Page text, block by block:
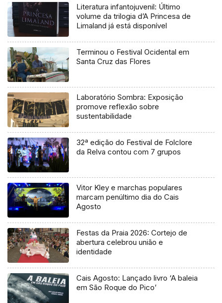
Literatura infantojuvenil: Último
volume da trilogia d’A Princesa de
Limaland já está disponível
Terminou o Festival Ocidental em
Santa Cruz das Flores
Laboratório Sombra: Exposição
promove reflexão sobre
sustentabilidade
32ª edição do Festival de Folclore
da Relva contou com 7 grupos
Vitor Kley e marchas populares
marcam penúltimo dia do Cais
Agosto
Festas da Praia 2026: Cortejo de
abertura celebrou união e
identidade
Cais Agosto: Lançado livro ‘A baleia
em São Roque do Pico’